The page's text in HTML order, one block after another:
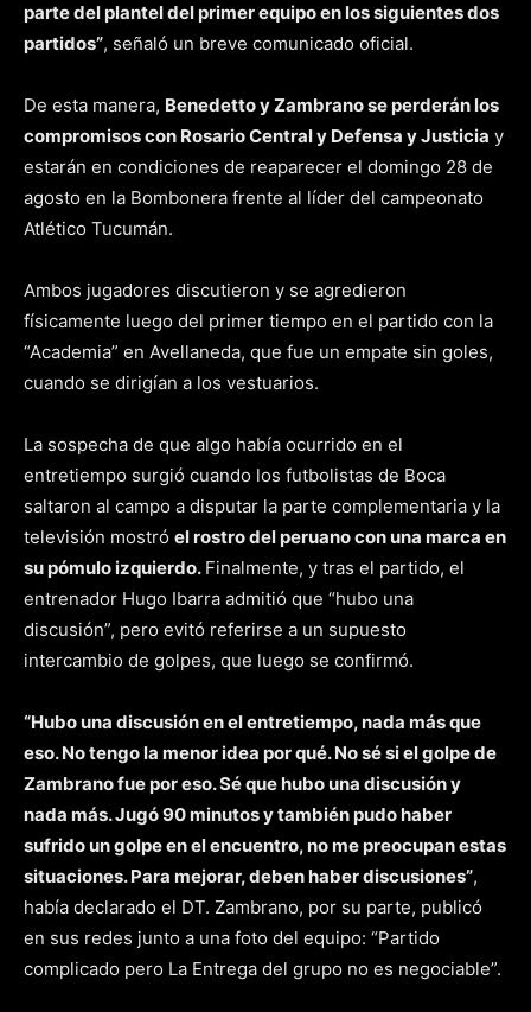
parte del plantel del primer equipo en los siguientes dos
partidos”, señaló un breve comunicado oficial.
De esta manera, Benedetto y Zambrano se perderán los
compromisos con Rosario Central y Defensa y Justicia y
estarán en condiciones de reaparecer el domingo 28 de
agosto en la Bombonera frente al líder del campeonato
Atlético Tucumán.
Ambos jugadores discutieron y se agredieron
físicamente luego del primer tiempo en el partido con la
“Academia” en Avellaneda, que fue un empate sin goles,
cuando se dirigían a los vestuarios.
La sospecha de que algo había ocurrido en el
entretiempo surgió cuando los futbolistas de Boca
saltaron al campo a disputar la parte complementaria y la
televisión mostró el rostro del peruano con una marca en
su pómulo izquierdo. Finalmente, y tras el partido, el
entrenador Hugo Ibarra admitió que “hubo una
discusión”, pero evitó referirse a un supuesto
intercambio de golpes, que luego se confirmó.
“Hubo una discusión en el entretiempo, nada más que
eso. No tengo la menor idea por qué. No sé si el golpe de
Zambrano fue por eso. Sé que hubo una discusión y
nada más. Jugó 90 minutos y también pudo haber
sufrido un golpe en el encuentro, no me preocupan estas
situaciones. Para mejorar, deben haber discusiones”,
había declarado el DT. Zambrano, por su parte, publicó
en sus redes junto a una foto del equipo: “Partido
complicado pero La Entrega del grupo no es negociable”.